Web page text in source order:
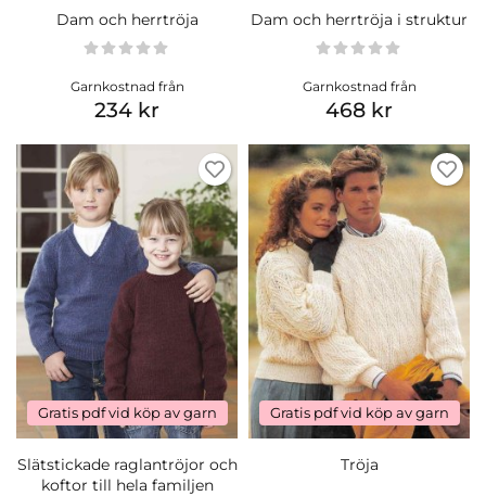
Dam och herrtröja
Garnkostnad från
234 kr
Dam och herrtröja i struktur
Garnkostnad från
468 kr
Gratis pdf vid köp av garn
Slätstickade raglantröjor och
koftor till hela familjen
Gratis pdf vid köp av garn
Tröja